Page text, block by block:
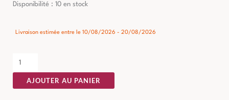
Disponibilité : 10 en stock
Livraison estimée entre le 10/08/2026 - 20/08/2026
quantité
Table
Beige
Ixia
46cm
AJOUTER AU PANIER